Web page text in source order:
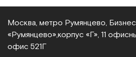
Москва, метро Румянцево,
«Румянцево», корпус «Г», 11
офис 521Г